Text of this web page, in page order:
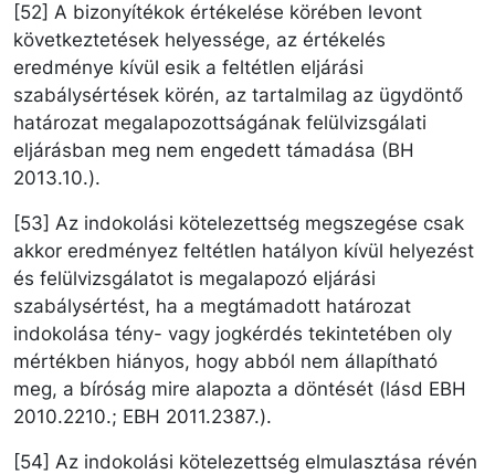
[52] A bizonyítékok értékelése körében levont
következtetések helyessége, az értékelés
eredménye kívül esik a feltétlen eljárási
szabálysértések körén, az tartalmilag az ügydöntő
határozat megalapozottságának felülvizsgálati
eljárásban meg nem engedett támadása (BH
2013.10.).
[53] Az indokolási kötelezettség megszegése csak
akkor eredményez feltétlen hatályon kívül helyezést
és felülvizsgálatot is megalapozó eljárási
szabálysértést, ha a megtámadott határozat
indokolása tény- vagy jogkérdés tekintetében oly
mértékben hiányos, hogy abból nem állapítható
meg, a bíróság mire alapozta a döntését (lásd EBH
2010.2210.; EBH 2011.2387.).
[54] Az indokolási kötelezettség elmulasztása révén